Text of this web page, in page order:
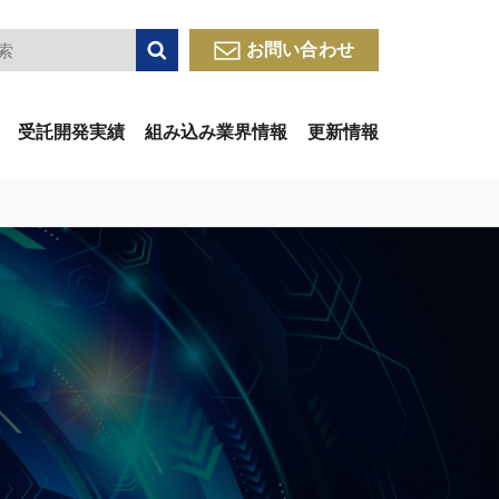
検索 お問い合わせ
受託開発実績 組み込み業界情報 更新情報